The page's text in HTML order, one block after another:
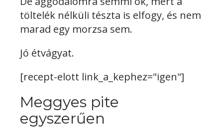
töltelék nélküli tészta is elfogy, és nem
marad egy morzsa sem.
Jó étvágyat.
[recept-elott link_a_kephez="igen"]
Meggyes pite
egyszerűen